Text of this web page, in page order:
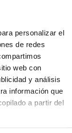
personalizar el
de redes
web con
y análisis
información que
a partir del